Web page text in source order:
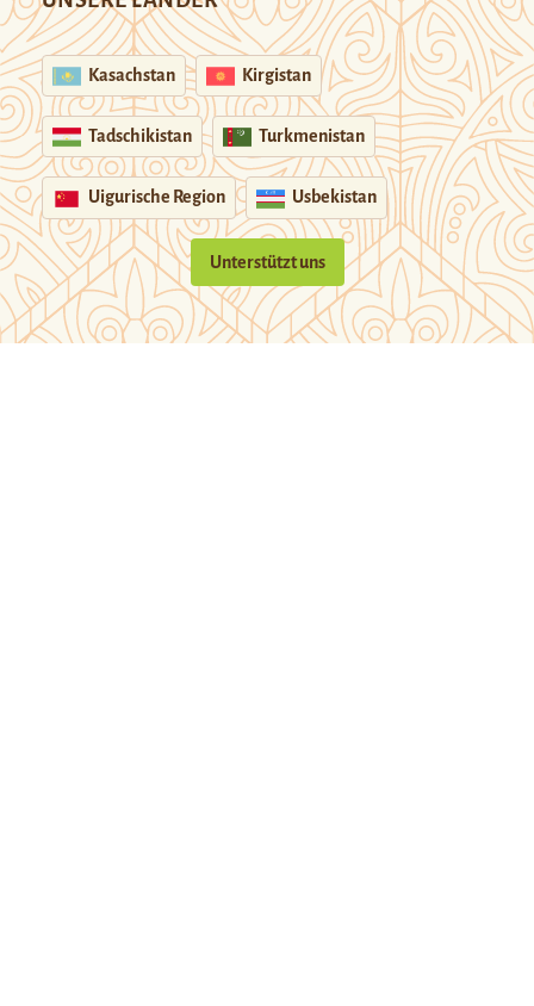
Kasachstan Kirgistan
Tadschikistan Turkmenistan
Uigurische Region Usbekistan
Unterstützt uns